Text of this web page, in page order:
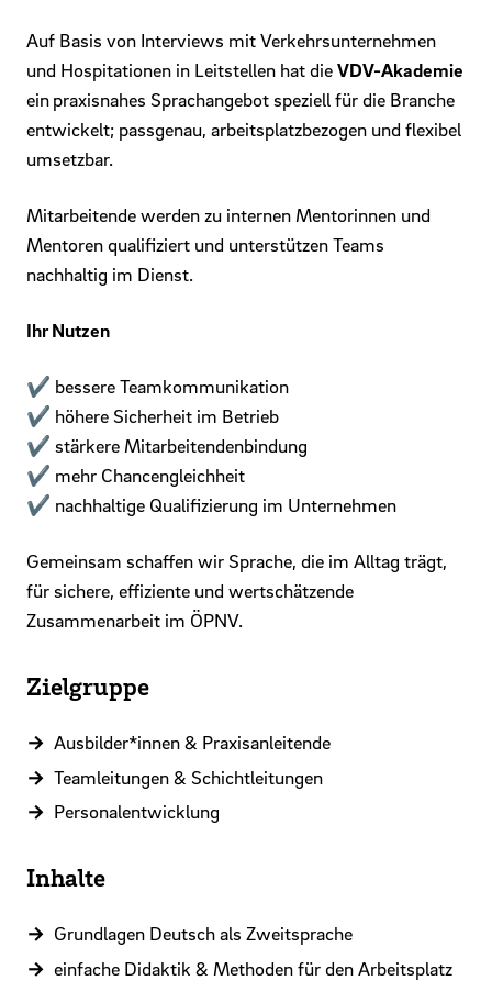
Auf Basis von Interviews mit Verkehrsunternehmen
und Hospitationen in Leitstellen hat dieVDV-Akademie
einpraxisnahes Sprachangebot speziell für die Branche
entwickelt; passgenau, arbeitsplatzbezogen und flexibel
umsetzbar.
Mitarbeitende werden zu internen Mentorinnen und
Mentoren qualifiziert und unterstützen Teams
nachhaltig im Dienst.
Ihr Nutzen
✔ bessere Teamkommunikation
✔ höhere Sicherheit im Betrieb
✔ stärkere Mitarbeitendenbindung
✔ mehr Chancengleichheit
✔ nachhaltige Qualifizierung im Unternehmen
Gemeinsam schaffen wir Sprache, die im Alltag trägt,
für sichere, effiziente und wertschätzende
Zusammenarbeit im ÖPNV.
Zielgruppe
Ausbilder*innen & Praxisanleitende
Teamleitungen & Schichtleitungen
Personalentwicklung
Inhalte
Grundlagen Deutsch als Zweitsprache
einfache Didaktik & Methoden für den Arbeitsplatz